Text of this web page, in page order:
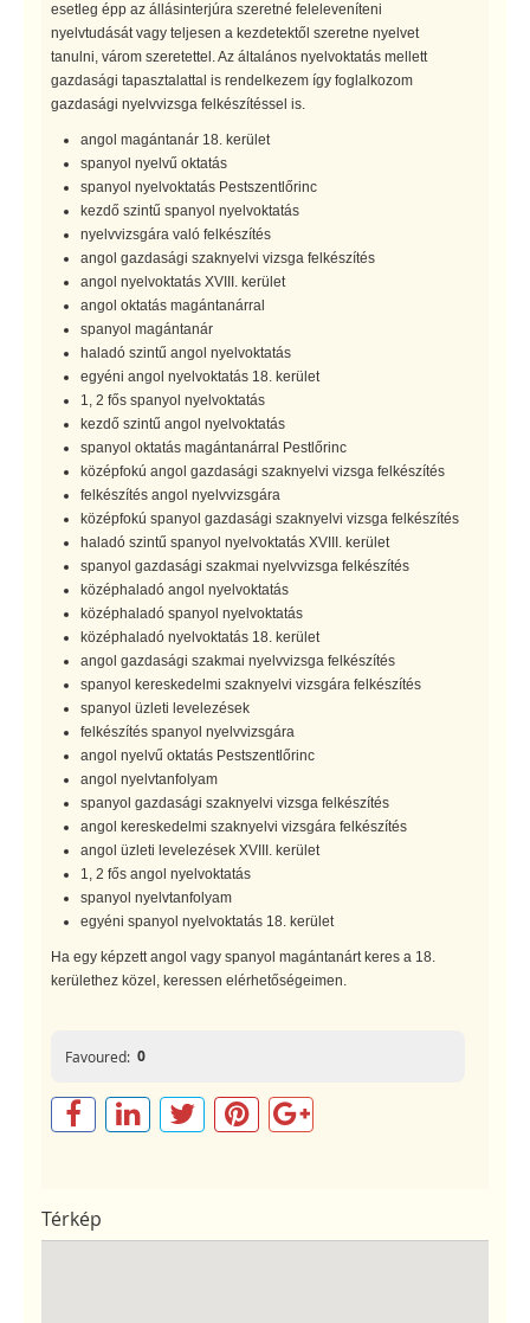
esetleg épp az állásinterjúra szeretné feleleveníteni
nyelvtudását vagy teljesen a kezdetektől szeretne nyelvet
tanulni, várom szeretettel. Az általános nyelvoktatás mellett
gazdasági tapasztalattal is rendelkezem így foglalkozom
gazdasági nyelvvizsga felkészítéssel is.
angol magántanár 18. kerület
spanyol nyelvű oktatás
spanyol nyelvoktatás Pestszentlőrinc
kezdő szintű spanyol nyelvoktatás
nyelvvizsgára való felkészítés
angol gazdasági szaknyelvi vizsga felkészítés
angol nyelvoktatás XVIII. kerület
angol oktatás magántanárral
spanyol magántanár
haladó szintű angol nyelvoktatás
egyéni angol nyelvoktatás 18. kerület
1, 2 fős spanyol nyelvoktatás
kezdő szintű angol nyelvoktatás
spanyol oktatás magántanárral Pestlőrinc
középfokú angol gazdasági szaknyelvi vizsga felkészítés
felkészítés angol nyelvvizsgára
középfokú spanyol gazdasági szaknyelvi vizsga felkészítés
haladó szintű spanyol nyelvoktatás XVIII. kerület
spanyol gazdasági szakmai nyelvvizsga felkészítés
középhaladó angol nyelvoktatás
középhaladó spanyol nyelvoktatás
középhaladó nyelvoktatás 18. kerület
angol gazdasági szakmai nyelvvizsga felkészítés
spanyol kereskedelmi szaknyelvi vizsgára felkészítés
spanyol üzleti levelezések
felkészítés spanyol nyelvvizsgára
angol nyelvű oktatás Pestszentlőrinc
angol nyelvtanfolyam
spanyol gazdasági szaknyelvi vizsga felkészítés
angol kereskedelmi szaknyelvi vizsgára felkészítés
angol üzleti levelezések XVIII. kerület
1, 2 fős angol nyelvoktatás
spanyol nyelvtanfolyam
egyéni spanyol nyelvoktatás 18. kerület
Ha egy képzett angol vagy spanyol magántanárt keres a 18.
kerülethez közel, keressen elérhetőségeimen.
Favoured: 0
Térkép